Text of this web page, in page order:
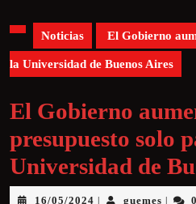
Noticias El Gobierno
la Universidad de Buenos Aires
El Gobierno
presupuesto solo
Universidad de
16/05/2024 guemes